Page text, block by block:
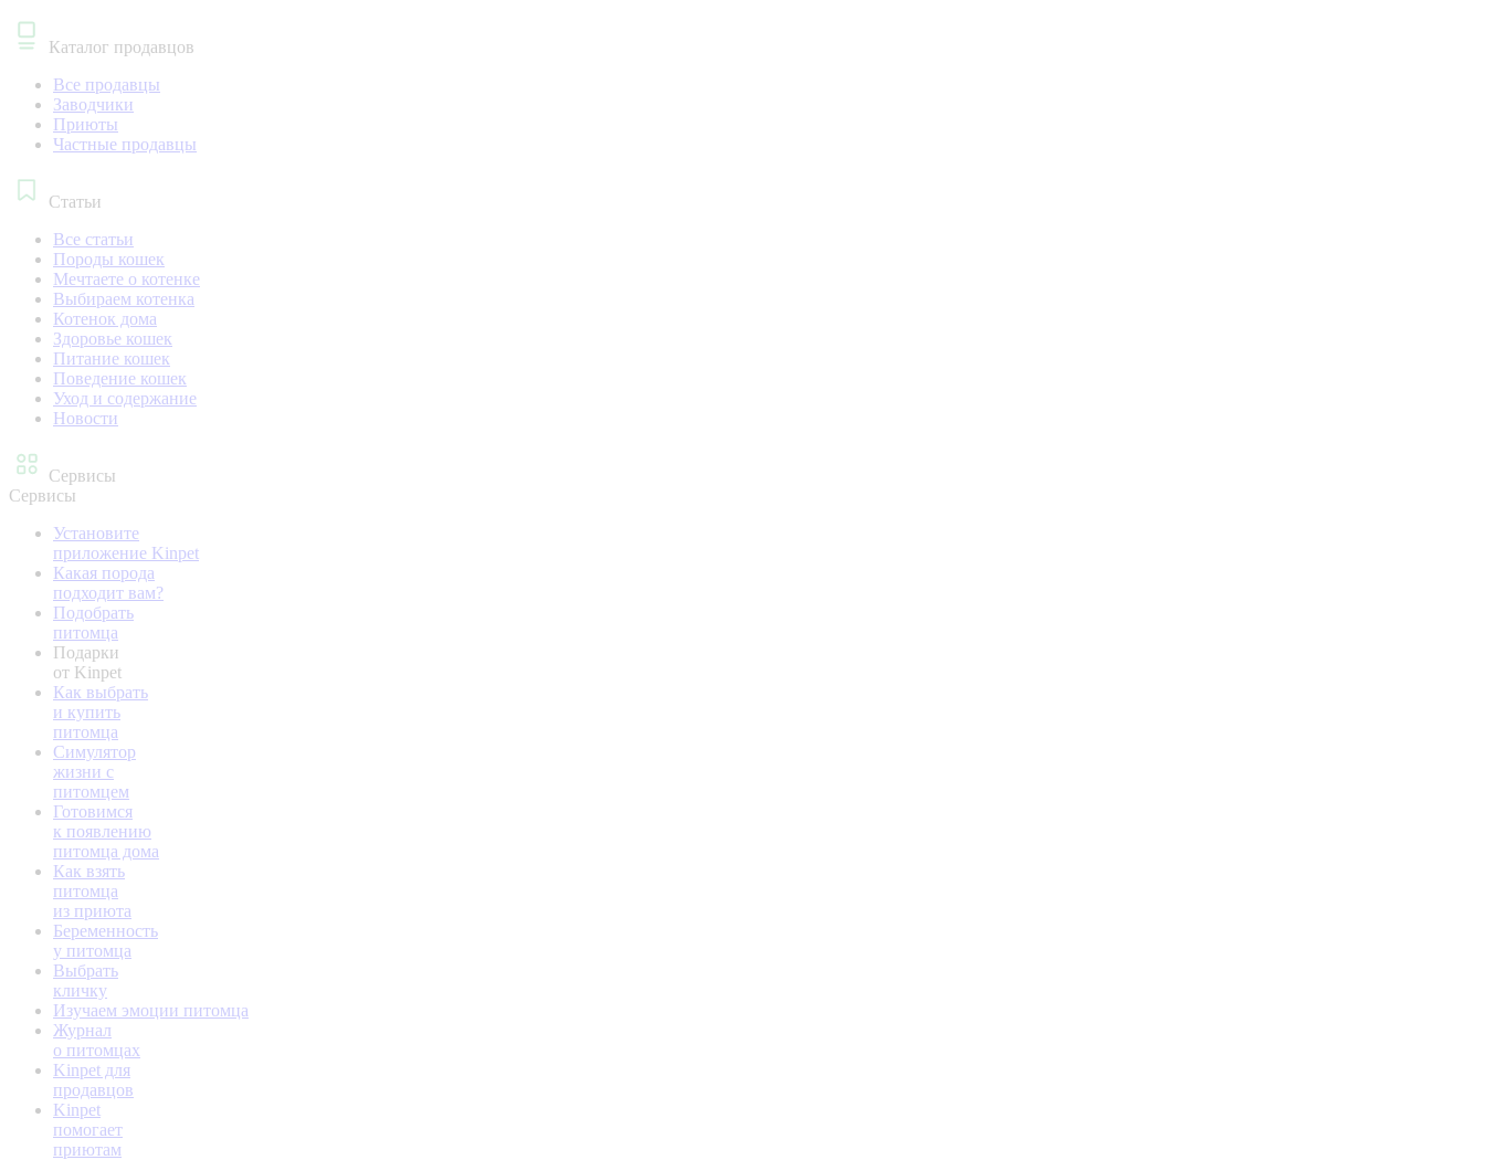
Каталог продавцов
Все продавцы
Заводчики
Приюты
Частные продавцы
Статьи
Все статьи
Породы кошек
Мечтаете о котенке
Выбираем котенка
Котенок дома
Здоровье кошек
Питание кошек
Поведение кошек
Уход и содержание
Новости
Сервисы
Сервисы
Установите
приложение Kinpet
Какая порода
подходит вам?
Подобрать
питомца
Подарки
от Kinpet
Как выбрать
и купить
питомца
Симулятор
жизни с
питомцем
Готовимся
к появлению
питомца дома
Как взять
питомца
из приюта
Беременность
у питомца
Выбрать
кличку
Изучаем эмоции питомца
Журнал
о питомцах
Kinpet для
продавцов
Kinpet
помогает
приютам